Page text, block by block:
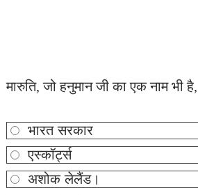
मारुति, जो हनुमान जी का एक नाम भी
भारत सरकार
एस्कॉर्ट्स
अशोक लेलैंड।